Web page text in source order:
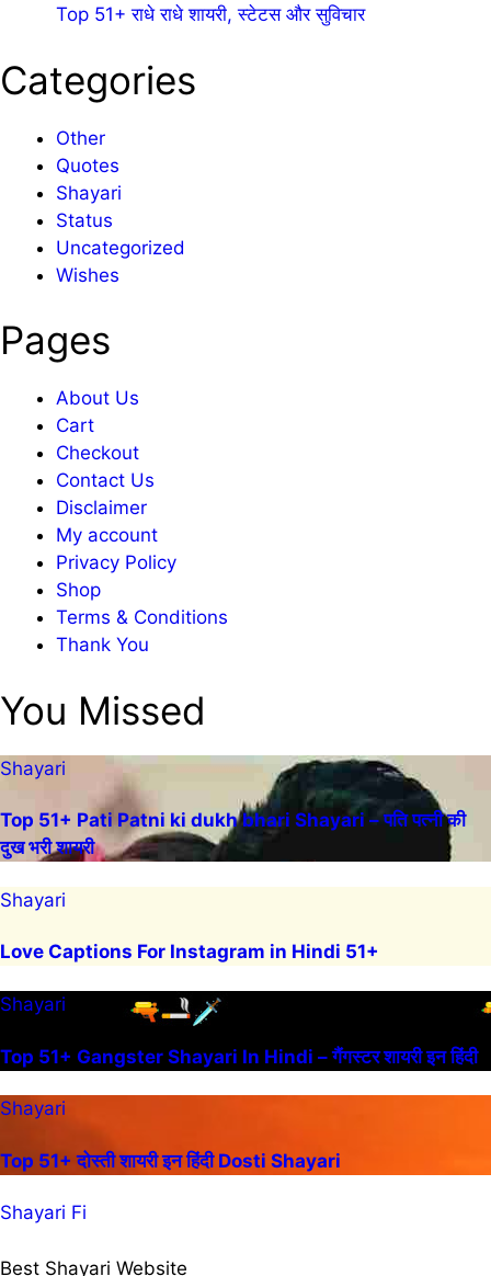
Top 51+ राधे राधे शायरी, स्टेटस और सुविचार
Categories
Other
Quotes
Shayari
Status
Uncategorized
Wishes
Pages
About Us
Cart
Checkout
Contact Us
Disclaimer
My account
Privacy Policy
Shop
Terms & Conditions
Thank You
You Missed
Shayari
Top 51+ Pati Patni ki dukh bhari Shayari – पति पत्नी की
दुख भरी शायरी
Shayari
Love Captions For Instagram in Hindi 51+
Shayari
Top 51+ Gangster Shayari In Hindi – गैंगस्टर शायरी इन हिंदी
Shayari
Top 51+ दोस्ती शायरी इन हिंदी Dosti Shayari
Shayari Fi
Best Shayari Website